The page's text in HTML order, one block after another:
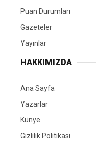
Puan Durumları
Gazeteler
Yayınlar
HAKKIMIZDA
Ana Sayfa
Yazarlar
Künye
Gizlilik Politikası